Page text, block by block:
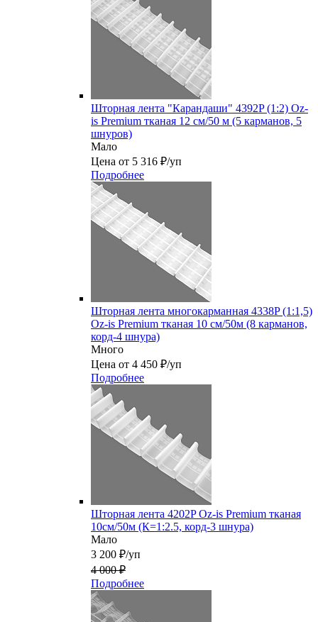
Шторная лента "Карандаши" 4392P (1:2) Oz-
is Premium тканая 12 см/50 м (5 карманов, 5
шнуров)
Мало
Цена от 5 316 ₽/уп
Подробнее
Шторная лента многокарманная 4338P (1:1,5)
Oz-is Premium тканая 10 см/50м (8 карманов,
корд-4 шнура)
Много
Цена от 4 450 ₽/уп
Подробнее
Шторная лента 4202P Oz-is Premium тканая
10см/50м (К=1:2.5, корд-3 шнура)
Мало
3 200 ₽/уп
4 000 ₽
Подробнее